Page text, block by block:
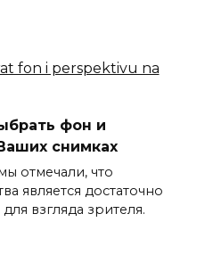
фон и
снимках
отмечали, что
является достаточно
взгляда зрителя.